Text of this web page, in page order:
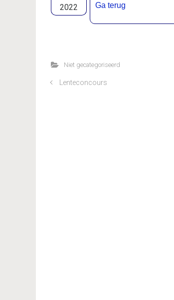
2022 Ga terug
Niet gecategoriseerd
Lenteconcours